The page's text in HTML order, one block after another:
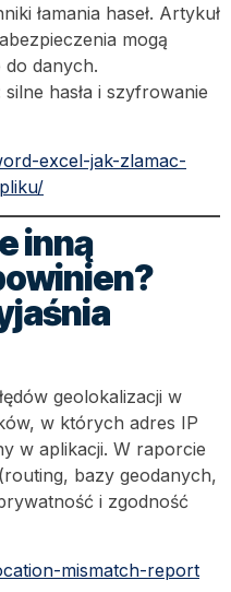
łamania haseł. Artykuł
mogą
do danych.
hasła i szyfrowanie
excel-jak-zlamac-
inną
geolokalizacji w
w których adres IP
w aplikacji. W raporcie
bazy geodanych,
i zgodność
mismatch-report